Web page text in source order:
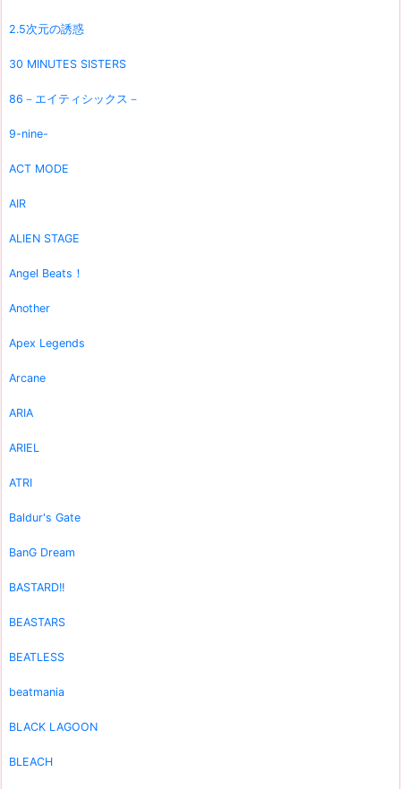
2.5次元の誘惑
30 MINUTES SISTERS
86－エイティシックス－
9-nine-
ACT MODE
AIR
ALIEN STAGE
Angel Beats！
Another
Apex Legends
Arcane
ARIA
ARIEL
ATRI
Baldur's Gate
BanG Dream
BASTARD!!
BEASTARS
BEATLESS
beatmania
BLACK LAGOON
BLEACH